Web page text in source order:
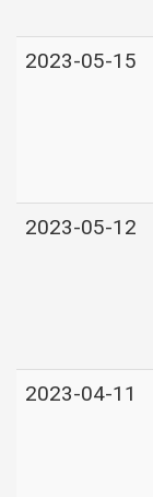
2023-05-15
2023-05-12
2023-04-11